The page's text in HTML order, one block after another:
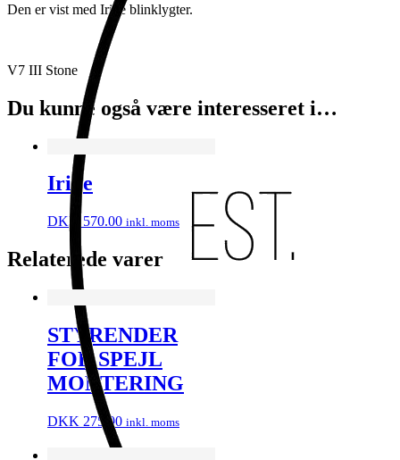
Den er vist med Iride blinklygter.
V7 III Stone
Du kunne også være interesseret i…
Iride
DKK 570.00 inkl. moms
Relaterede varer
STYRENDER
FOR SPEJL
MONTERING
DKK 275.00 inkl. moms